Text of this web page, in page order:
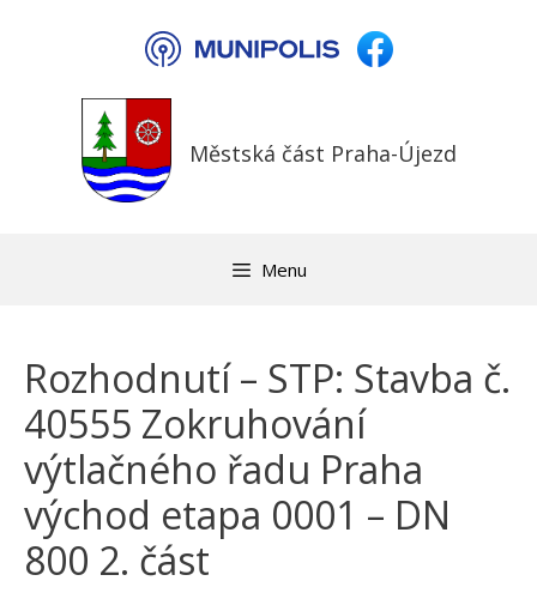
Městská část Praha-Újezd
Menu
Rozhodnutí – STP: Stavba č.
40555 Zokruhování
výtlačného řadu Praha
východ etapa 0001 – DN
800 2. část